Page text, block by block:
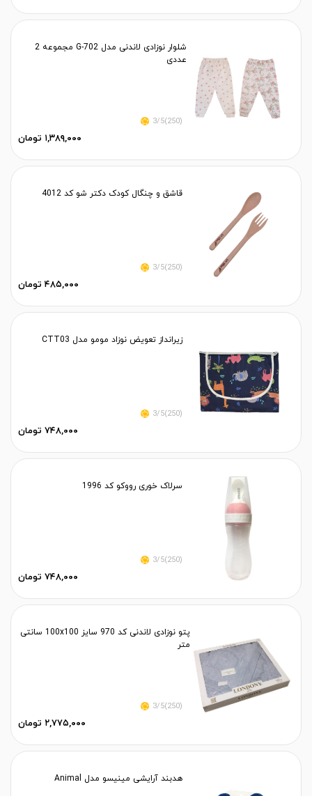
شلوار نوزادی لاندنی مدل G-702 مجموعه 2
عددی
(250)3/5
۱,۳۸۹,۰۰۰ تومان
قاشق و چنگال کودک دکتر شو کد 4012
(250)3/5
۴۸۵,۰۰۰ تومان
زیرانداز تعویض نوزاد مومو مدل CTT03
(250)3/5
۷۴۸,۰۰۰ تومان
سرلاک خوری رووکو کد 1996
(250)3/5
۷۴۸,۰۰۰ تومان
پتو نوزادی لاندنی کد 970 سایز 100x100 سانتی
متر
(250)3/5
۲,۷۷۵,۰۰۰ تومان
هدبند آرایشی مینیسو مدل Animal